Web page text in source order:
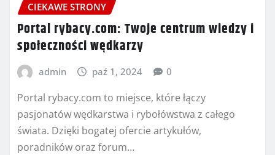
CIEKAWE STRONY
Portal rybacy.com: Twoje centrum wiedzy i
społeczności wędkarzy
admin paź 1, 2024 0
Portal rybacy.com to miejsce, które łączy
pasjonatów wędkarstwa i rybołówstwa z całego
świata. Dzięki bogatej ofercie artykułów,
poradników oraz forum…